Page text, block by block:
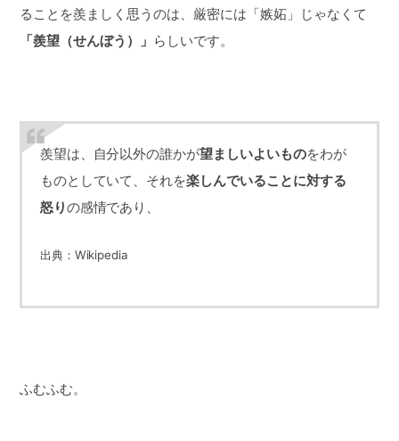
ることを羨ましく思うのは、厳密には「嫉妬」じゃなくて
「羨望（せんぼう）」 らしいです。
羨望は、自分以外の誰かが望ましいよいものをわが
ものとしていて、それを楽しんでいることに対する
怒りの感情であり、
出典：Wikipedia
ふむふむ。